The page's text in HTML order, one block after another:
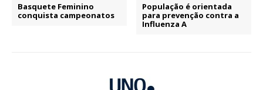
Basquete Feminino
conquista campeonatos
População é orientada
para prevenção contra a
Influenza A